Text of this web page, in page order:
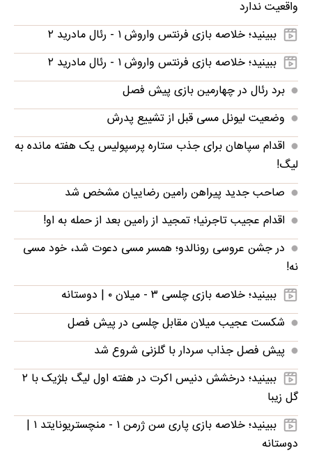
واقعیت ندارد
ببینید؛ خلاصه بازی فرنتس واروش ۱ - رئال مادرید ۲
ببینید؛ خلاصه بازی فرنتس واروش ۱ - رئال مادرید ۲
برد رئال در چهارمین بازی پیش فصل
وضعیت لیونل مسی قبل از تشییع پدرش
اقدام سپاهان برای جذب ستاره پرسپولیس یک هفته مانده به
لیگ!
صاحب جدید پیراهن رامین رضاییان مشخص شد
اقدام عجیب تاجرنیا؛ تمجید از رامین بعد از حمله به او!
در جشن عروسی رونالدو؛ همسر مسی دعوت شد، خود مسی
نه!
ببینید؛ خلاصه بازی چلسی ۳ - میلان ۰ | دوستانه
شکست عجیب میلان مقابل چلسی در پیش فصل
پیش فصل جذاب سردار با گلزنی شروع شد
ببینید؛ درخشش دنیس اکرت در هفته اول لیگ بلژیک با ۲
گل زیبا
ببینید؛ خلاصه بازی پاری سن ژرمن ۱ - منچستریونایتد ۱ |
دوستانه